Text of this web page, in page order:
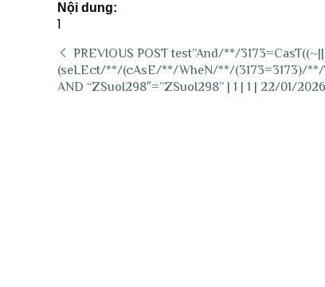
Nội dung:
1
PREVIOUS POST test”And/**/3173=CasT((~||
(seLEct/**/(cAsE/**/WheN/**/(3173=3173)/
AND “ZSuoI298″=”ZSuoI298” | 1 | 1 | 22/01/